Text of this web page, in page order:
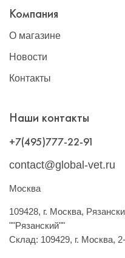
Компания
О магазине
Новости
Контакты
Наши контакты
+7(495)777-22-91
contact@global-vet.ru
Москва
109428, г. Москва,
""Рязанский""
Склад: 109429, г. Москва,